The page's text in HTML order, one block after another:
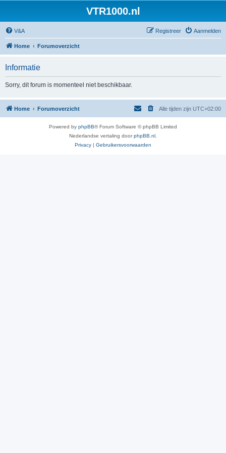
VTR1000.nl
V&A Aanmelden
Registreer
Home Forumoverzicht
Informatie
Sorry, dit forum is momenteel niet beschikbaar.
Home Forumoverzicht Alle tijden zijn UTC+02:00
Powered by phpBB® Forum Software © phpBB Limited
Nederlandse vertaling doorphpBB.nl
Privacy | Gebruikersvoorwaarden